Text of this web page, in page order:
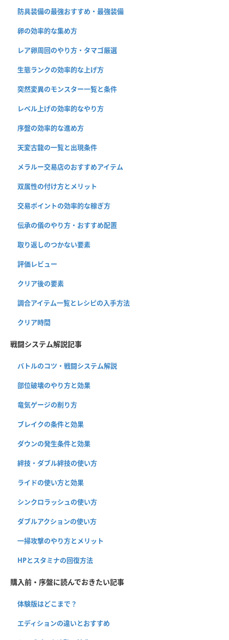
防具装備の最強おすすめ・最強装備
卵の効率的な集め方
レア卵周回のやり方・タマゴ厳選
生態ランクの効率的な上げ方
突然変異のモンスター一覧と条件
レベル上げの効率的なやり方
序盤の効率的な進め方
天変古龍の一覧と出現条件
メラルー交易店のおすすめアイテム
双属性の付け方とメリット
交易ポイントの効率的な稼ぎ方
伝承の儀のやり方・おすすめ配置
取り返しのつかない要素
評価レビュー
クリア後の要素
調合アイテム一覧とレシピの入手方法
クリア時間
戦闘システム解説記事
バトルのコツ・戦闘システム解説
部位破壊のやり方と効果
竜気ゲージの削り方
ブレイクの条件と効果
ダウンの発生条件と効果
絆技・ダブル絆技の使い方
ライドの使い方と効果
シンクロラッシュの使い方
ダブルアクションの使い方
一掃攻撃のやり方とメリット
HPとスタミナの回復方法
購入前・序盤に読んでおきたい記事
体験版はどこまで？
エディションの違いとおすすめ